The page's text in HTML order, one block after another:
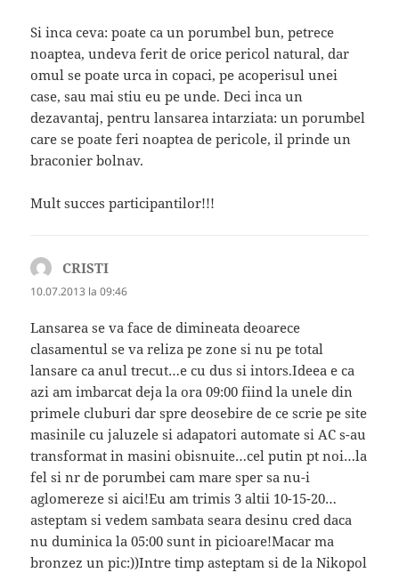
Si inca ceva: poate ca un porumbel bun, petrece
noaptea, undeva ferit de orice pericol natural, dar
omul se poate urca in copaci, pe acoperisul unei
case, sau mai stiu eu pe unde. Deci inca un
dezavantaj, pentru lansarea intarziata: un porumbel
care se poate feri noaptea de pericole, il prinde un
braconier bolnav.
Mult succes participantilor!!!
CRISTI
10.07.2013 la 09:46
Lansarea se va face de dimineata deoarece
clasamentul se va reliza pe zone si nu pe total
lansare ca anul trecut…e cu dus si intors.Ideea e ca
azi am imbarcat deja la ora 09:00 fiind la unele din
primele cluburi dar spre deosebire de ce scrie pe site
masinile cu jaluzele si adapatori automate si AC s-au
transformat in masini obisnuite…cel putin pt noi…la
fel si nr de porumbei cam mare sper sa nu-i
aglomereze si aici!Eu am trimis 3 altii 10-15-20…
asteptam si vedem sambata seara desinu cred daca
nu duminica la 05:00 sunt in picioare!Macar ma
bronzez un pic:))Intre timp asteptam si de la Nikopol